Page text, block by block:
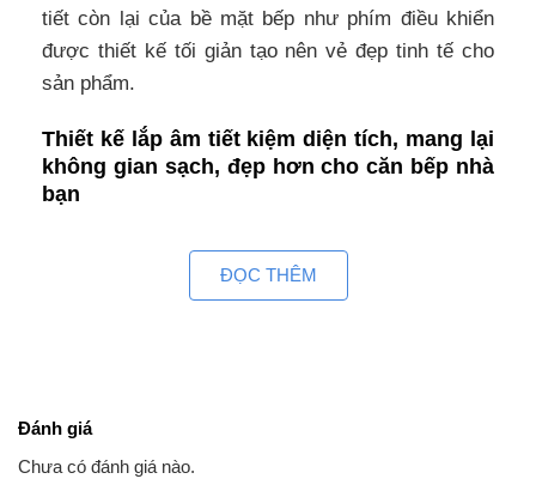
tiết còn lại của bề mặt bếp như phím điều khiển
được thiết kế tối giản tạo nên vẻ đẹp tinh tế cho
sản phẩm.
Thiết kế lắp âm tiết kiệm diện tích, mang lại
không gian sạch, đẹp hơn cho căn bếp nhà
bạn
đến sự tối giản, tinh tế nên không thể thiếu các
thiết kế bếp điện lắp âm như MAMA MMB666-
Bảng điều khiển cảm ứng thông minh dễ
bén
ĐỌC THÊM
Đánh giá
Chưa có đánh giá nào.